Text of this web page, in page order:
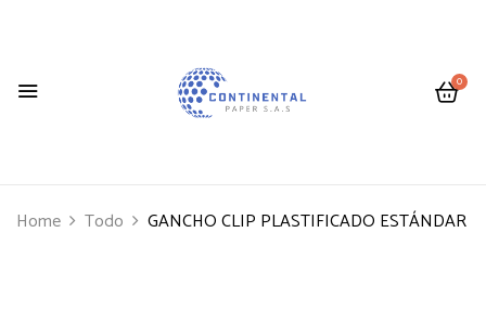
0
Home Todo GANCHO CLIP PLASTIFICADO ESTÁNDAR